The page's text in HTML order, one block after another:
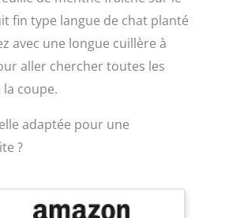
fin type langue de chat planté
avec une longue cuillère à
aller chercher toutes les
coupe.
adaptée pour une
?